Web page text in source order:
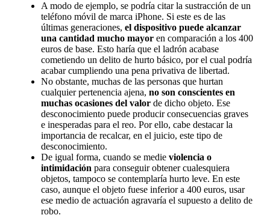
A modo de ejemplo, se podría citar la sustracción de un
teléfono móvil de marca iPhone. Si este es de las
últimas generaciones, el dispositivo puede alcanzar
una cantidad mucho mayor en comparación a los 400
euros de base. Esto haría que el ladrón acabase
cometiendo un delito de hurto básico, por el cual podría
acabar cumpliendo una pena privativa de libertad.
No obstante, muchas de las personas que hurtan
cualquier pertenencia ajena, no son conscientes en
muchas ocasiones del valor de dicho objeto. Ese
desconocimiento puede producir consecuencias graves
e inesperadas para el reo. Por ello, cabe destacar la
importancia de recalcar, en el juicio, este tipo de
desconocimiento.
De igual forma, cuando se medie violencia o
intimidación para conseguir obtener cualesquiera
objetos, tampoco se contemplaría hurto leve. En este
caso, aunque el objeto fuese inferior a 400 euros, usar
ese medio de actuación agravaría el supuesto a delito de
robo.